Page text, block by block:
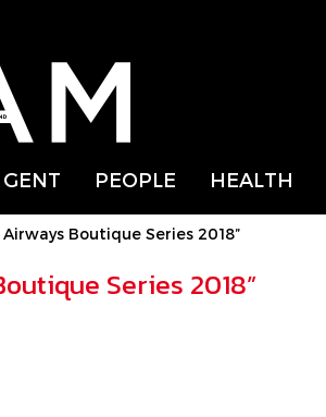
GENT PEOPLE HEALTH
Airways Boutique Series 2018”
Series 2018”